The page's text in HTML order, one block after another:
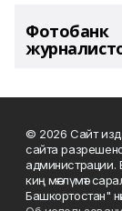
Фотобанк
© 2026 Сайт
сайта
администрации.
киң мәғлүмәт
Башкортостан"